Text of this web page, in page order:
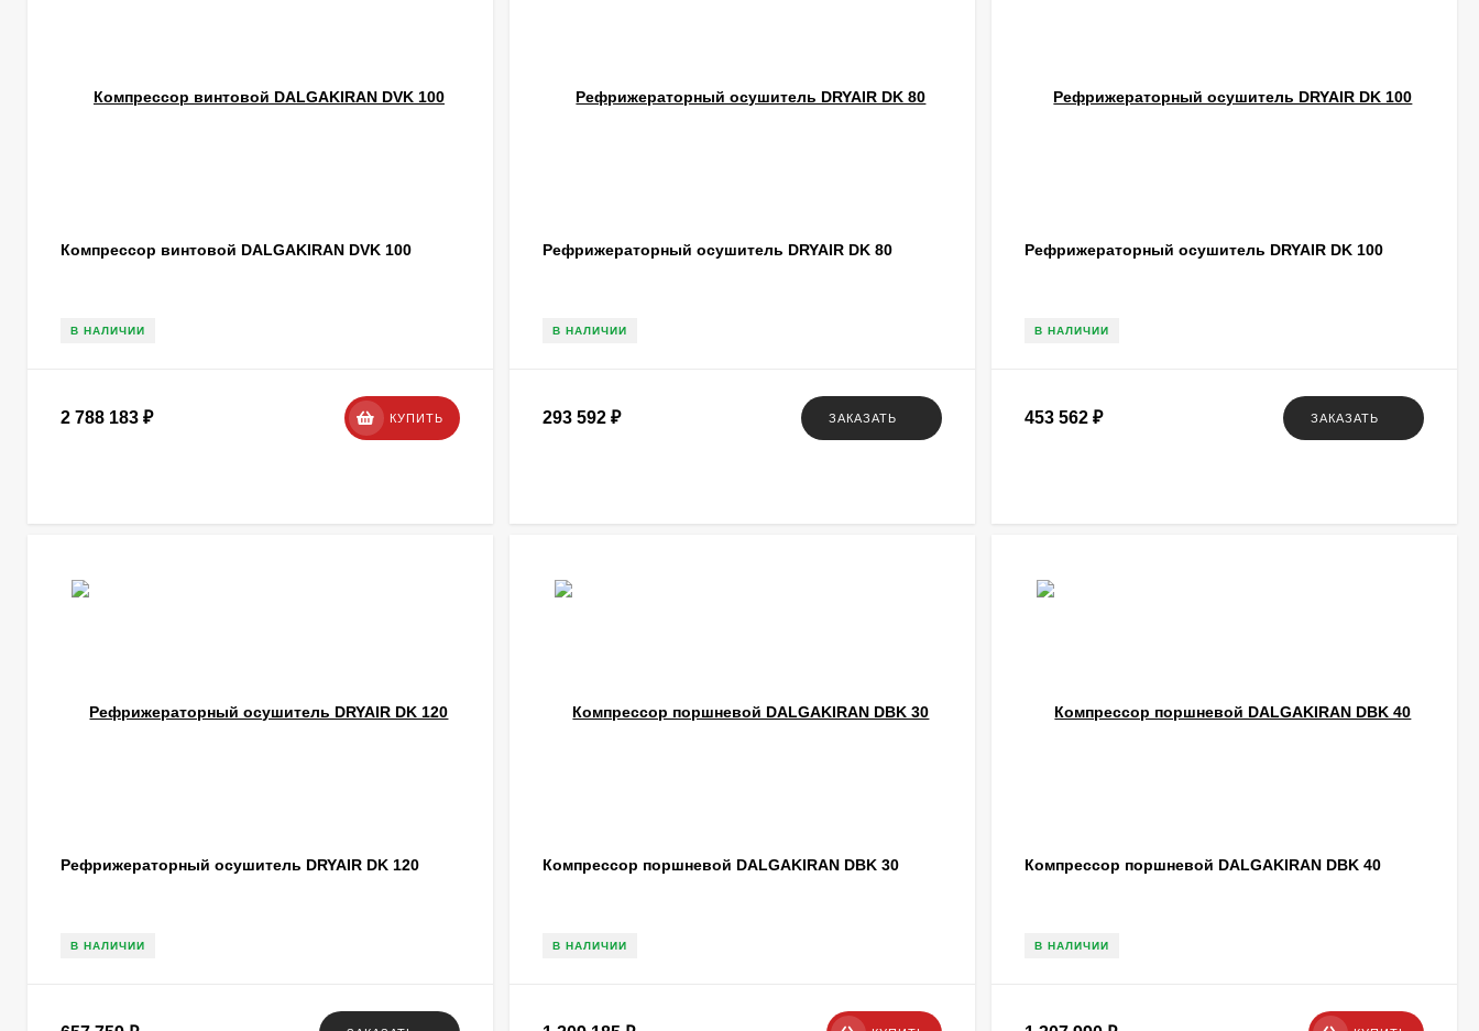
Компрессор винтовой DALGAKIRAN DVK 100
В НАЛИЧИИ
2 788 183 ₽ КУПИТЬ
Рефрижераторный осушитель DRYAIR DK 80
В НАЛИЧИИ
293 592 ₽ ЗАКАЗАТЬ
Рефрижераторный осушитель DRYAIR DK 100
В НАЛИЧИИ
453 562 ₽ ЗАКАЗАТЬ
Рефрижераторный осушитель DRYAIR DK 120
В НАЛИЧИИ
Компрессор поршневой DALGAKIRAN DBK 30
В НАЛИЧИИ
Компрессор поршневой DALGAKIRAN DBK 40
В НАЛИЧИИ